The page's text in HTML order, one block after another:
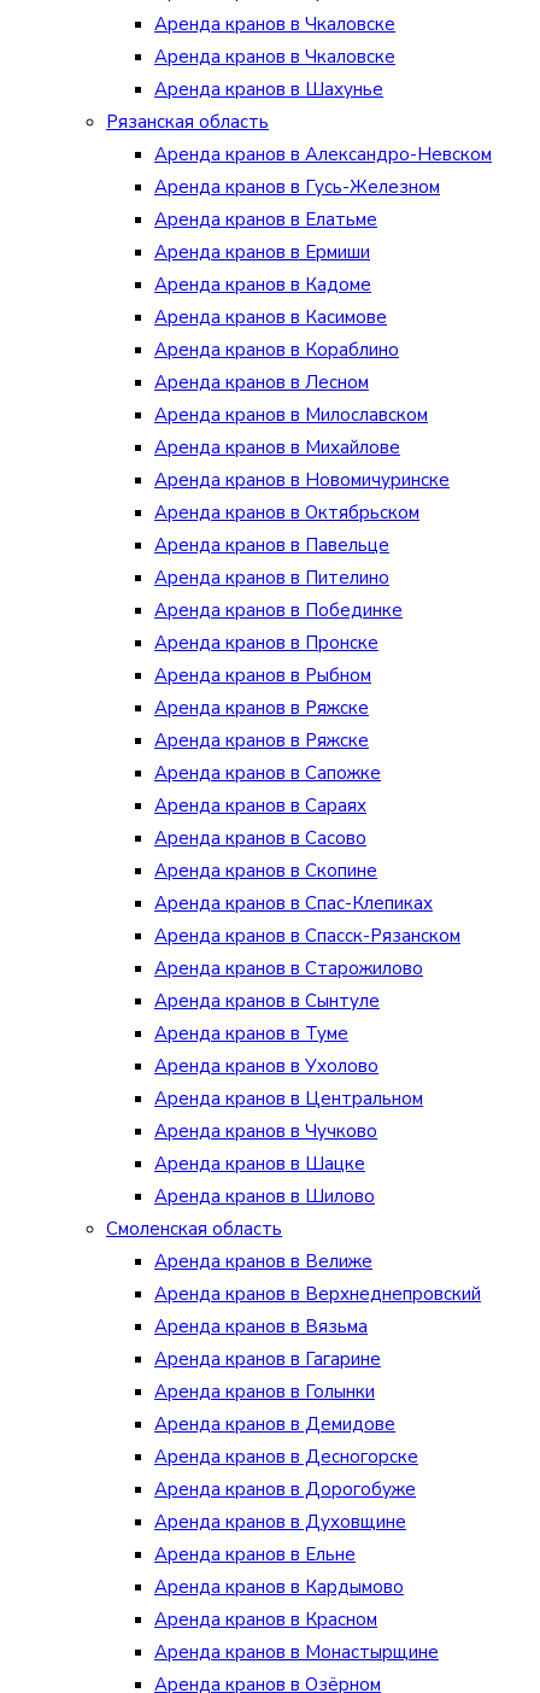
Аренда кранов в Чкаловске
Аренда кранов в Чкаловске
Аренда кранов в Шахунье
Рязанская область
Аренда кранов в Александро-Невском
Аренда кранов в Гусь-Железном
Аренда кранов в Елатьме
Аренда кранов в Ермиши
Аренда кранов в Кадоме
Аренда кранов в Касимове
Аренда кранов в Кораблино
Аренда кранов в Лесном
Аренда кранов в Милославском
Аренда кранов в Михайлове
Аренда кранов в Новомичуринске
Аренда кранов в Октябрьском
Аренда кранов в Павельце
Аренда кранов в Пителино
Аренда кранов в Побединке
Аренда кранов в Пронске
Аренда кранов в Рыбном
Аренда кранов в Ряжске
Аренда кранов в Ряжске
Аренда кранов в Сапожке
Аренда кранов в Сараях
Аренда кранов в Сасово
Аренда кранов в Скопине
Аренда кранов в Спас-Клепиках
Аренда кранов в Спасск-Рязанском
Аренда кранов в Старожилово
Аренда кранов в Сынтуле
Аренда кранов в Туме
Аренда кранов в Ухолово
Аренда кранов в Центральном
Аренда кранов в Чучково
Аренда кранов в Шацке
Аренда кранов в Шилово
Смоленская область
Аренда кранов в Велиже
Аренда кранов в Верхнеднепровский
Аренда кранов в Вязьма
Аренда кранов в Гагарине
Аренда кранов в Голынки
Аренда кранов в Демидове
Аренда кранов в Десногорске
Аренда кранов в Дорогобуже
Аренда кранов в Духовщине
Аренда кранов в Ельне
Аренда кранов в Кардымово
Аренда кранов в Красном
Аренда кранов в Монастырщине
Аренда кранов в Озёрном